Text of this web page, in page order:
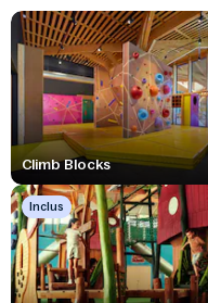
Climb Blocks
Inclus